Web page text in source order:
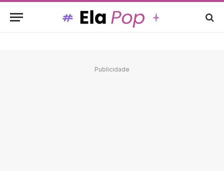
Publicidade